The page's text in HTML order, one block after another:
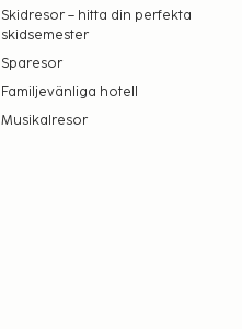
Skidresor – hitta din perfekta
skidsemester
Sparesor
Familjevänliga hotell
Musikalresor